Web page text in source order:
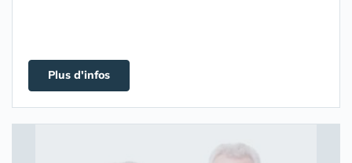
Plus d'infos